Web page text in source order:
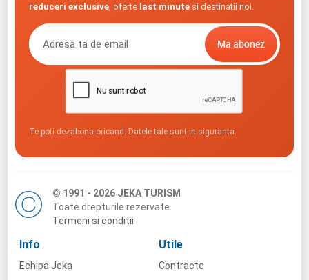
reduceri exclusive, oferte last minutesi destinatii noi.
Te poti dezabona oricand. Datele tale sunt in siguranta.
© 1991 - 2026 JEKA TURISM
Toate drepturile rezervate.
Termeni si conditii
Info
Echipa Jeka
Utile
Contracte